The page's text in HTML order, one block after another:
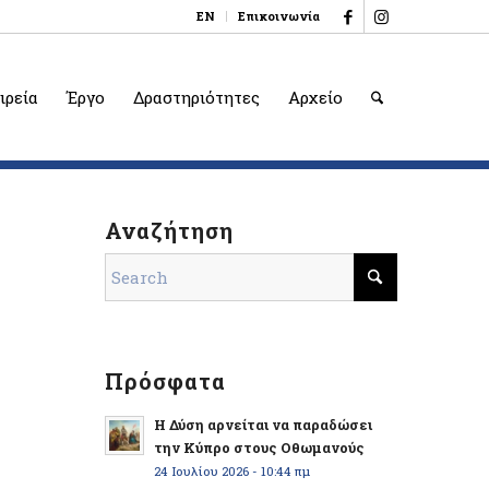
EN Επικοινωνία
Έργο Δραστηριότητες Αρχείο
Αναζήτηση
Πρόσφατα
Η Δύση αρνείται να παραδώσει
την Κύπρο στους Οθωμανούς
24 Ιουλίου 2026 - 10:44 πμ